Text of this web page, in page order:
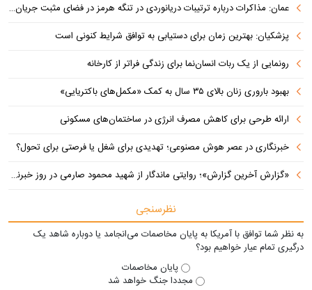
عمان: مذاکرات درباره ترتیبات دریانوردی در تنگه هرمز در فضای مثبت جریان دارد
پزشکیان‌: بهترین زمان برای دستیابی به توافق شرایط کنونی است
رونمایی از یک ربات انسان‌نما برای زندگی فراتر از کارخانه
بهبود باروری زنان بالای ۳۵ سال به کمک «مکمل‌های باکتریایی»
ارائه طرحی برای کاهش مصرف انرژی در ساختمان‌های مسکونی
خبرنگاری در عصر هوش مصنوعی؛ تهدیدی برای شغل یا فرصتی برای تحول؟
«گزارش آخرین گزارش»؛ روایتی ماندگار از شهید محمود صارمی در روز خبرنگار
نظرسنجی
به نظر شما توافق با آمریکا به پایان مخاصمات می‌انجامد یا دوباره شاهد یک
درگیری تمام عیار خواهیم بود؟
پایان مخاصمات
مجددا جنگ خواهد شد